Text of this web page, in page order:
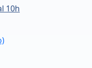
10h